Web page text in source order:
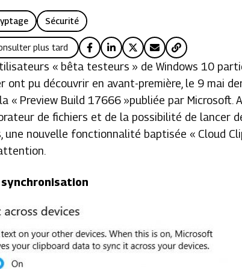
Sécurité
plus tard
« bêta testeurs » de Windows 10
ont pu découvrir en avant-première, le 9 mai
« Preview Build 17666 »publiée par Microsoft.
de fichiers et de la possibilité de lancer
une nouvelle fonctionnalité baptisée « Cloud
synchronisation